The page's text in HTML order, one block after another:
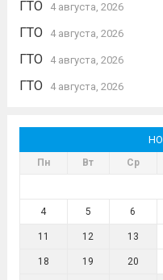
ГТО 4 августа, 2026
ГТО 4 августа, 2026
ГТО 4 августа, 2026
ГТО 4 августа, 2026
Пн Вт Ср
4 5 6
11 12 13
18 19 20